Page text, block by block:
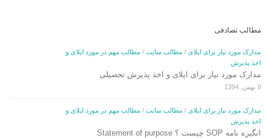
مطالب تصادفی
مدارک مورد نیاز برای اپلای / مطالب سایت / مطالب مهم در مورد اپلای و
اخذ پذیرش
مدارک مورد نیاز برای اپلای و اخذ پذیرش تحصیلی
9 بهمن, 1394
مدارک مورد نیاز برای اپلای / مطالب سایت / مطالب مهم در مورد اپلای و
اخذ پذیرش
انگیزه نامه SOP چیست ؟ Statement of purpose